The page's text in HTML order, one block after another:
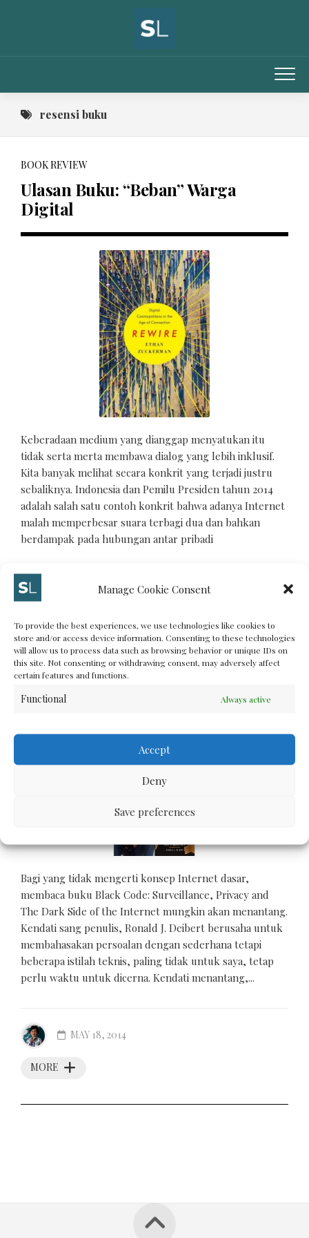
Manage Cookie Consent
To provide the best experiences, we use technologies like cookies to
store and/or access device information. Consenting to these technologies
will allow us to process data such as browsing behavior or unique IDs on
this site. Not consenting or withdrawing consent, may adversely affect
certain features and functions.
Functional Always active
Accept
Deny
Save preferences
resensi buku
BOOK REVIEW
Ulasan Buku: “Beban” Warga
Digital
Keberadaan medium yang dianggap menyatukan itu
tidak serta merta membawa dialog yang lebih inklusif.
Kita banyak melihat secara konkrit yang terjadi justru
sebaliknya. Indonesia dan Pemilu Presiden tahun 2014
adalah salah satu contoh konkrit bahwa adanya Internet
malah memperbesar suara terbagi dua dan bahkan
berdampak pada hubungan antar pribadi
MORE
MARCH 15, 2015
Ulasan Buku: Menguak Kuasa
Gelap Dalam Internet
Bagi yang tidak mengerti konsep Internet dasar,
membaca buku Black Code: Surveillance, Privacy and
The Dark Side of the Internet mungkin akan menantang.
Kendati sang penulis, Ronald J. Deibert berusaha untuk
membahasakan persoalan dengan sederhana tetapi
beberapa istilah teknis, paling tidak untuk saya, tetap
perlu waktu untuk dicerna. Kendati menantang,...
MORE
MAY 18, 2014